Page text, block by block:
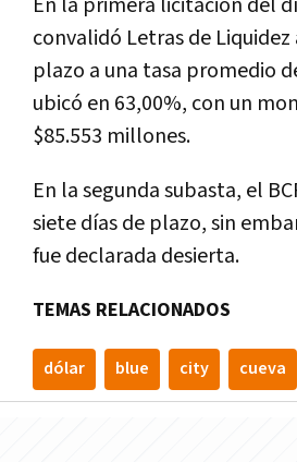
convalidó Letras de Liquidez
plazo a una tasa promedio
ubicó en 63,00%, con un
$85.553 millones.
En la segunda subasta, el
siete días de plazo, sin
fue declarada desierta.
TEMAS RELACIONADOS
dólar blue city cueva